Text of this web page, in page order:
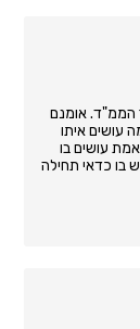
הממ"ד. אומנם
עושים איתו
עושים בו
בו כדאי תחילה